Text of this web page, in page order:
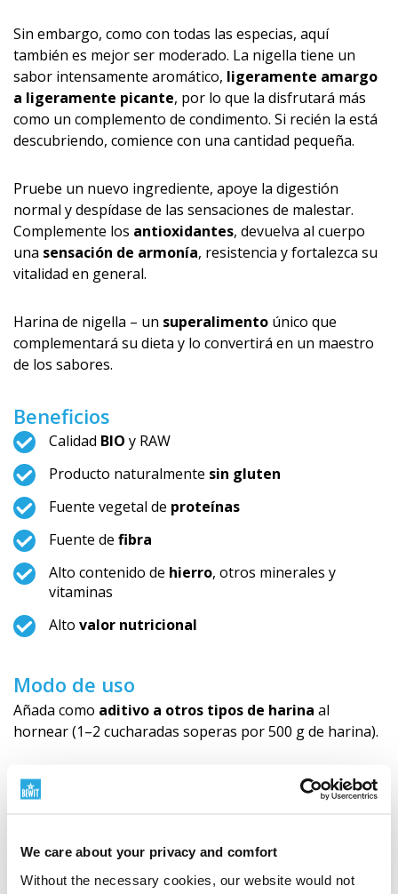
We care about your privacy and comfort
Without the necessary cookies, our website would not
Sin embargo, como con todas las especias, aquí
también es mejor ser moderado. La nigella tiene un
sabor intensamente aromático, ligeramente amargo
a ligeramente picante, por lo que la disfrutará más
como un complemento de condimento. Si recién la está
descubriendo, comience con una cantidad pequeña.
Pruebe un nuevo ingrediente, apoye la digestión
normal y despídase de las sensaciones de malestar.
Complemente los antioxidantes, devuelva al cuerpo
una sensación de armonía, resistencia y fortalezca su
vitalidad en general.
Harina de nigella – un superalimento único que
complementará su dieta y lo convertirá en un maestro
de los sabores.
Beneficios
Calidad BIO y RAW
Producto naturalmente sin gluten
Fuente vegetal de proteínas
Fuente de fibra
Alto contenido de hierro, otros minerales y
vitaminas
Alto valor nutricional
Modo de uso
Añada como aditivo a otros tipos de harina al
hornear (1–2 cucharadas soperas por 500 g de harina).
O use 1–2 cucharaditas
en gachas,
sopas o cualquier otro plato frío o caliente favorito.
Recomendación: Debido a su sabor específico, use